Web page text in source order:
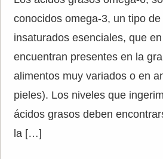
conocidos omega-3, un tipo
insaturados esenciales, que
encuentran presentes en la
alimentos muy variados o en
pieles). Los niveles que
ácidos grasos deben
la […]